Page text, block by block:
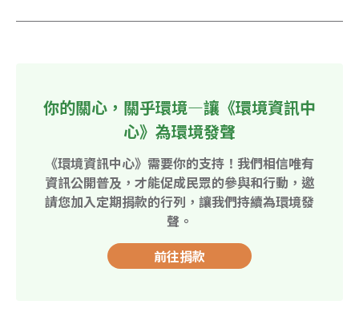
你的關心，關乎環境—讓《環境資訊中
心》為環境發聲
《環境資訊中心》需要你的支持！我們相信唯有
資訊公開普及，才能促成民眾的參與和行動，邀
請您加入定期捐款的行列，讓我們持續為環境發
聲。
前往捐款